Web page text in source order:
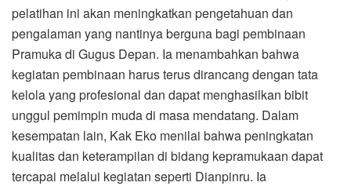
pelatihan ini akan meningkatkan pengetahuan dan
pengalaman yang nantinya berguna bagi pembinaan
Pramuka di Gugus Depan. Ia menambahkan bahwa
kegiatan pembinaan harus terus dirancang dengan tata
kelola yang profesional dan dapat menghasilkan bibit
unggul pemimpin muda di masa mendatang. Dalam
kesempatan lain, Kak Eko menilai bahwa peningkatan
kualitas dan keterampilan di bidang kepramukaan dapat
tercapai melalui kegiatan seperti Dianpinru. Ia